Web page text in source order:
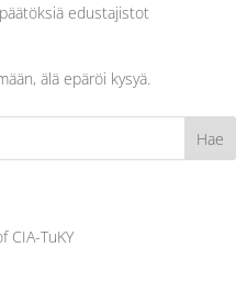
edustajistot
älä epäröi kysyä.
CIA-TuKY